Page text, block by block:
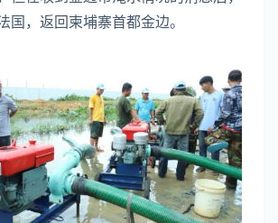
国，返回柬埔寨首都金边。